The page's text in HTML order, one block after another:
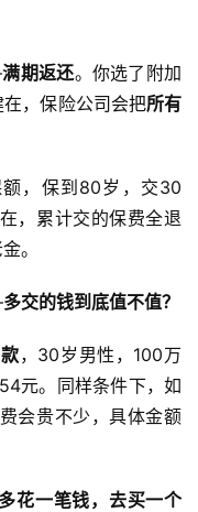
满期返还。你选了附加
，保险公司会把所有
，保到80岁，交30
，累计交的保费全退
。
多交的钱到底值不值？
，30岁男性，100万
元。同样条件下，如
会贵不少，具体金额
花一笔钱，去买一个